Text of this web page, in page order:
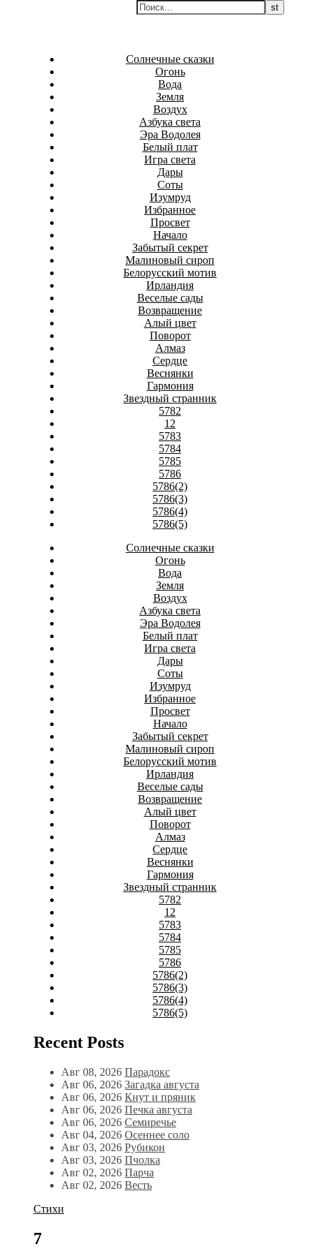
Солнечные сказки
Огонь
Вода
Земля
Воздух
Азбука света
Эра Водолея
Белый плат
Игра света
Дары
Соты
Изумруд
Избранное
Просвет
Начало
Забытый секрет
Малиновый сироп
Белорусский мотив
Ирландия
Веселые сады
Возвращение
Алый цвет
Поворот
Алмаз
Сердце
Веснянки
Гармония
Звездный странник
5782
12
5783
5784
5785
5786
5786(2)
5786(3)
5786(4)
5786(5)
Солнечные сказки
Огонь
Вода
Земля
Воздух
Азбука света
Эра Водолея
Белый плат
Игра света
Дары
Соты
Изумруд
Избранное
Просвет
Начало
Забытый секрет
Малиновый сироп
Белорусский мотив
Ирландия
Веселые сады
Возвращение
Алый цвет
Поворот
Алмаз
Сердце
Веснянки
Гармония
Звездный странник
5782
12
5783
5784
5785
5786
5786(2)
5786(3)
5786(4)
5786(5)
Recent Posts
Авг 08, 2026 Парадокс
Авг 06, 2026 Загадка августа
Авг 06, 2026 Кнут и пряник
Авг 06, 2026 Печка августа
Авг 06, 2026 Семиречье
Авг 04, 2026 Осеннее соло
Авг 03, 2026 Рубикон
Авг 03, 2026 Пчолка
Авг 02, 2026 Парча
Авг 02, 2026 Весть
Стихи
7